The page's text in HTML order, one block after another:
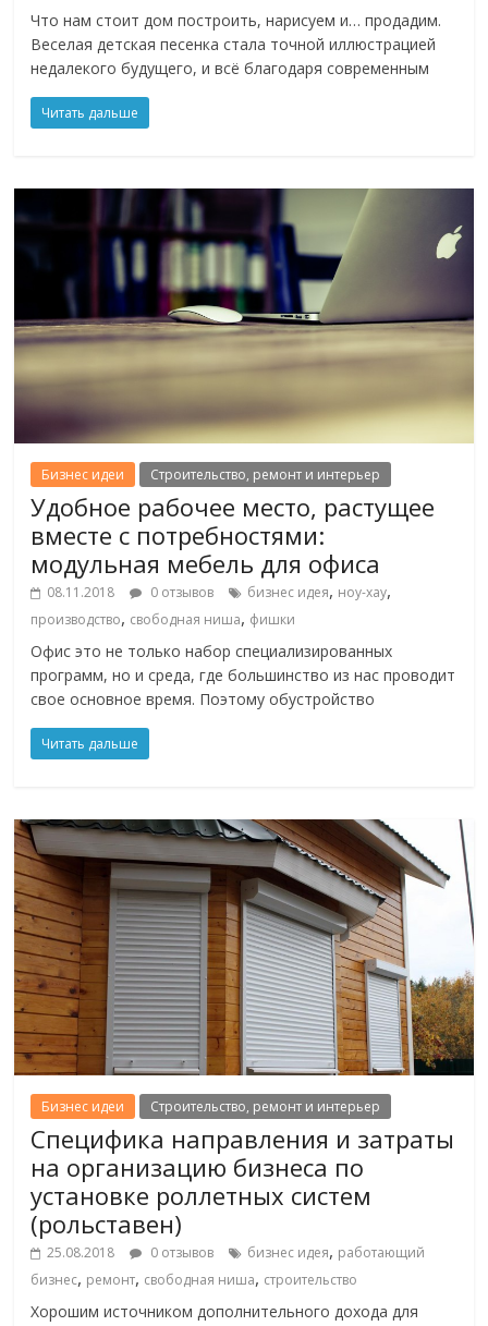
Что нам стоит дом построить, нарисуем и… продадим.
Веселая детская песенка стала точной иллюстрацией
недалекого будущего, и всё благодаря современным
Читать дальше
Бизнес идеи Строительство, ремонт и интерьер
Удобное рабочее место, растущее
вместе с потребностями:
модульная мебель для офиса
08.11.2018 0 отзывов бизнес идея, ноу-хау,
производство, свободная ниша, фишки
Офис это не только набор специализированных
программ, но и среда, где большинство из нас проводит
свое основное время. Поэтому обустройство
Читать дальше
Бизнес идеи Строительство, ремонт и интерьер
Специфика направления и затраты
на организацию бизнеса по
установке роллетных систем
(рольставен)
25.08.2018 0 отзывов бизнес идея, работающий
бизнес, ремонт, свободная ниша, строительство
Хорошим источником дополнительного дохода для